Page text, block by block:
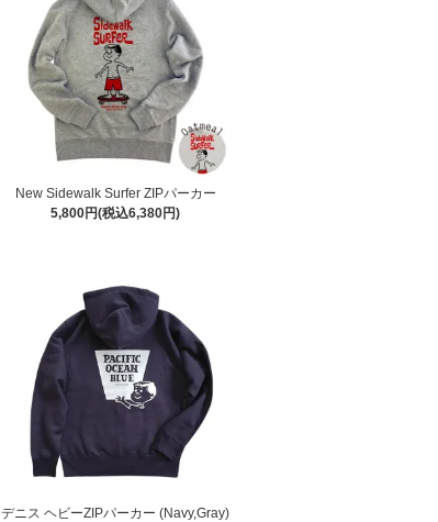
New Sidewalk Surfer ZIPパーカー
5,800円(税込6,380円)
デニス ヘビーZIPパーカー (Navy,Gray)